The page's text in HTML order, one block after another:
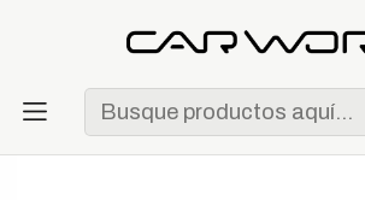
ENVÍO GRATIS POR COMPRAS
Pines de